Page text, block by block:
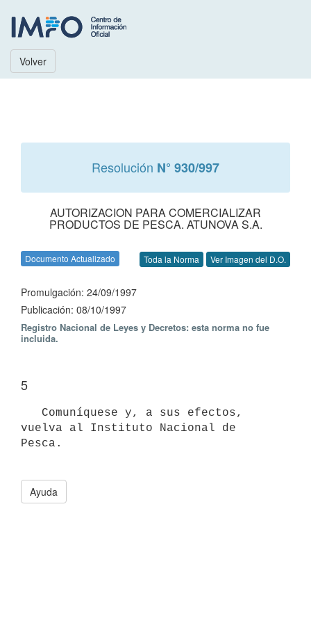
Volver
Resolución N° 930/997
AUTORIZACION PARA COMERCIALIZAR
PRODUCTOS DE PESCA. ATUNOVA S.A.
Documento Actualizado Toda la Norma Ver Imagen del D.O.
Promulgación: 24/09/1997
Publicación: 08/10/1997
Registro Nacional de Leyes y Decretos: esta norma no fue
incluida.
5
vuelva al Instituto Nacional de
Pesca.
Ayuda